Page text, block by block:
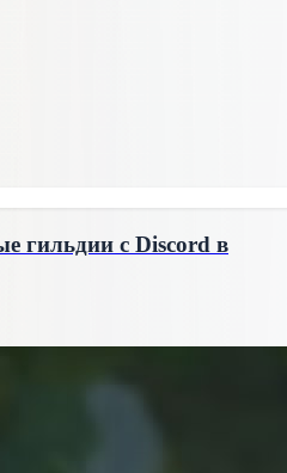
гильдии с Discord в